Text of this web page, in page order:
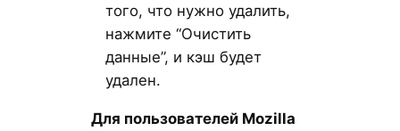
того, что нужно удалить,
нажмите “Очистить
данные”, и кэш будет
удален.
Для пользователей Mozilla